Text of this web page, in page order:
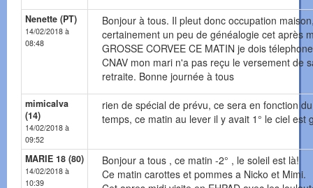
Nenette (PT)
14/02/2018 à
08:48
Bonjour à tous. Il pleut donc occupation
certainement un peu de généalogie cet après
GROSSE CORVEE CE MATIN je dois
CNAV mon mari n'a pas reçu le versement de
retraite. Bonne journée à tous
mimicalva
(14)
14/02/2018 à
09:52
rien de spécial de prévu, ce sera en fonction du
temps, ce matin au lever il y avait 1° le ciel est
MARIE 18 (80)
14/02/2018 à
10:39
Bonjour a tous , ce matin -2° , le soleil est là!
Ce matin carottes et pommes a Nicko et Mimi.